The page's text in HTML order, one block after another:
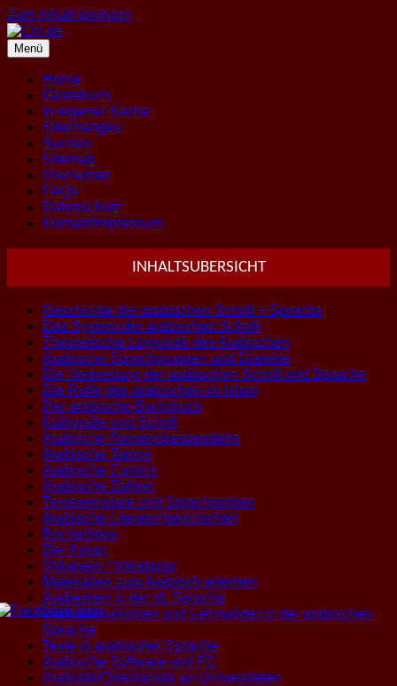
Zum Inhalt springen
Menü
Home
Gästebuch
In eigener Sache
Sitechanges
Suchen
Sitemap
Disclaimer
FAQs
Datenschutz
Kontakt/Impressum
INHALTSUBERSICHT
Geschichte der arabischen Schrift + Sprache
Das System der arabischen Schrift
Theoretische Linguistik des Arabischen
Arabische Sprachgruppen und Dialekte
Die Verbreitung der arabischen Schrift und Sprache
Die Rolle des arabischen im Islam
Der arabische Buchdruck
Kalligrafie und Schrift
Arabische Namensbestandteile
Arabische Tatoos
Arabische Comics
Arabische Zahlen
Textexemplare und Sprachproben
Arabische Literatur(geschichte)
Büchertipps
Der Koran
Vokabeln / Vokabular
Materialien zum Arabisch erlernen
Arabesken in der dt. Sprache
Internationalismen und Lehnwörter in der arabischen
Sprache
Texte in arabischer Sprache
Arabische Software und PC
Arabistik/Orientalistik an Universitäten